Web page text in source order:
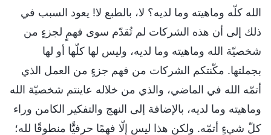
الله كلّه وماهيته وما لديه؟ لا، بالطبع لا! يعود السبب في
ذلك إلى أن هذه الشركات لم تُقدّم سوى فهمٍ لجزءٍ من
شخصيّة الله وماهيته وما لديه، وليس لها كلّها أو لها
بجملتها. مكّنتكم الشركات من فهم جزءٍ من العمل الذي
أتمّه الله في الماضي، والذي من خلاله عاينتم شخصيّة الله
وماهيته وما لديه، بالإضافة إلى النهج والتفكير الكامن وراء
كلّ شيءٍ أتمّه. ولكن هذا ليس إلّا فهمًا حرفيًّا منطوقًا لله؛